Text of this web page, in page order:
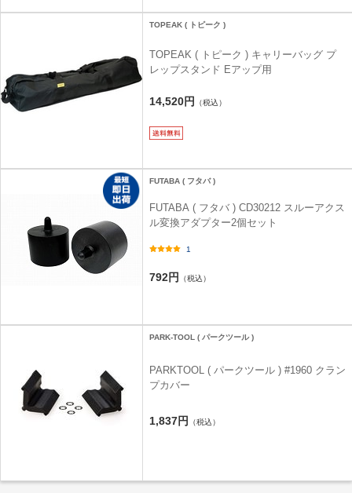
TOPEAK ( トピーク )
TOPEAK ( トピーク ) キャリーバッグ プ
レップスタンド Eアップ用
14,520円 （税込）
FUTABA ( フタバ )
FUTABA ( フタバ ) CD30212 スルーアクス
ル変換アダプター2個セット
1
792円 （税込）
PARK-TOOL ( パークツール )
PARKTOOL ( パークツール ) #1960 クラン
プカバー
1,837円 （税込）